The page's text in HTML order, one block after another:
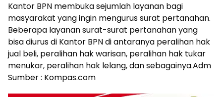
Kantor BPN membuka sejumlah layanan bagi
masyarakat yang ingin mengurus surat pertanahan.
Beberapa layanan surat-surat pertanahan yang
bisa diurus di Kantor BPN di antaranya peralihan hak
jual beli, peralihan hak warisan, peralihan hak tukar
menukar, peralihan hak lelang, dan sebagainya.Adm
Sumber : Kompas.com